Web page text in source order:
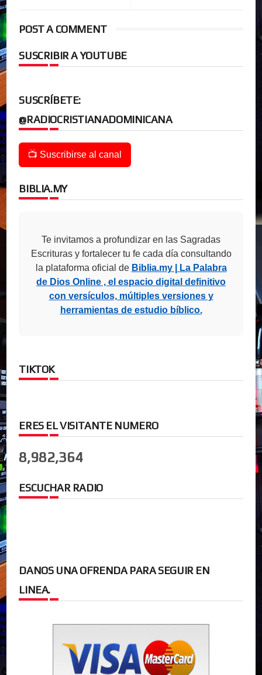
POST A COMMENT
SUSCRIBIR A YOUTUBE
SUSCRÍBETE:
@RADIOCRISTIANADOMINICANA
📺 Suscribirse al canal
BIBLIA.MY
Te invitamos a profundizar en las Sagradas
Escrituras y fortalecer tu fe cada día consultando
la plataforma oficial de Biblia.my | La Palabra
de Dios Online , el espacio digital definitivo
con versículos, múltiples versiones y
herramientas de estudio bíblico.
TIKTOK
ERES EL VISITANTE NUMERO
8,982,364
ESCUCHAR RADIO
DANOS UNA OFRENDA PARA SEGUIR EN
LINEA.